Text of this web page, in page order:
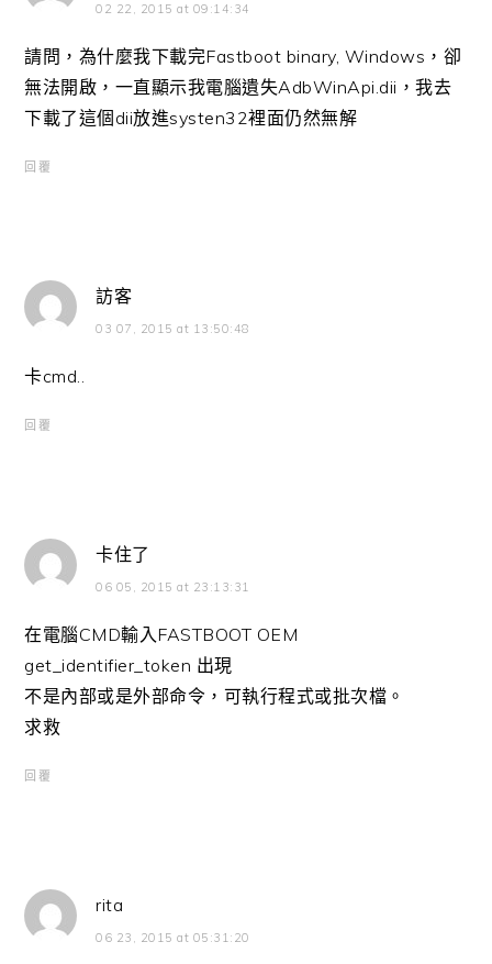
02 22, 2015 at 09:14:34
請問，為什麼我下載完Fastboot binary, Windows，卻
無法開啟，一直顯示我電腦遺失AdbWinApi.dii，我去
下載了這個dii放進systen32裡面仍然無解
回覆
訪客
03 07, 2015 at 13:50:48
卡cmd..
回覆
卡住了
06 05, 2015 at 23:13:31
在電腦CMD輸入FASTBOOT OEM
get_identifier_token 出現
不是內部或是外部命令，可執行程式或批次檔。
求救
回覆
rita
06 23, 2015 at 05:31:20